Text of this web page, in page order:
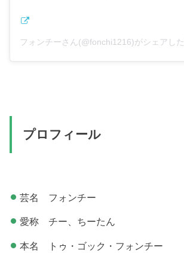
フォンチーさん(@fonchi1216)がシェアし
プロフィール
芸名 フォンチー
愛称 チー、ちーたん
本名 トゥ・ゴック・フォンチー